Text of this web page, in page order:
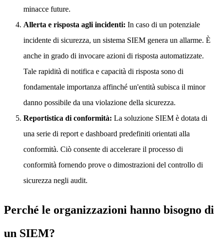
minacce future.
Allerta e risposta agli incidenti: In caso di un potenziale
incidente di sicurezza, un sistema SIEM genera un allarme. È
anche in grado di invocare azioni di risposta automatizzate.
Tale rapidità di notifica e capacità di risposta sono di
fondamentale importanza affinché un'entità subisca il minor
danno possibile da una violazione della sicurezza.
Reportistica di conformità: La soluzione SIEM è dotata di
una serie di report e dashboard predefiniti orientati alla
conformità. Ciò consente di accelerare il processo di
conformità fornendo prove o dimostrazioni del controllo di
sicurezza negli audit.
Perché le organizzazioni hanno bisogno di
un SIEM?